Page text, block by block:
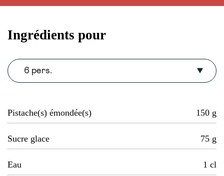
Ingrédients pour
6 pers.
Pistache(s) émondée(s) 150 g
Sucre glace 75 g
Eau 1 cl